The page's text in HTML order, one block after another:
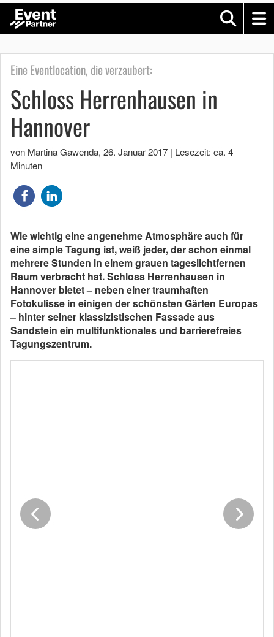
Eine Eventlocation, die verzaubert:
Schloss Herrenhausen in
Hannover
von Martina Gawenda, 26. Januar 2017 | Lesezeit: ca. 4
Minuten
Wie wichtig eine angenehme Atmosphäre auch für
eine simple Tagung ist, weiß jeder, der schon einmal
mehrere Stunden in einem grauen tageslichtfernen
Raum verbracht hat. Schloss Herrenhausen in
Hannover bietet – neben einer traumhaften
Fotokulisse in einigen der schönsten Gärten Europas
– hinter seiner klassizistischen Fassade aus
Sandstein ein multifunktionales und barrierefreies
Tagungszentrum.